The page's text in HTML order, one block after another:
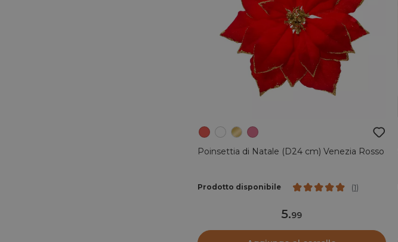
Poinsettia di Natale (D24 cm) Venezia Rosso
Prodotto disponibile (1)
5.99